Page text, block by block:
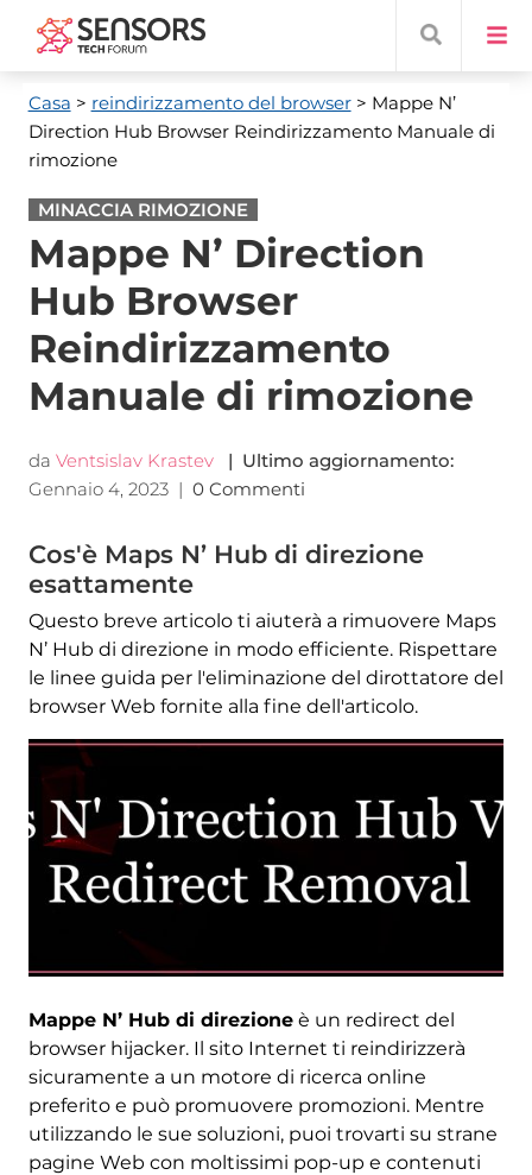
Casa > reindirizzamento del browser> Mappe N’
Direction Hub Browser Reindirizzamento Manuale di
rimozione
MINACCIA RIMOZIONE
Mappe N’ Direction
Hub Browser
Reindirizzamento
Manuale di rimozione
da Ventsislav Krastev
| Ultimo aggiornamento:
Gennaio 4, 2023| 0 Commenti
Cos'è Maps N’ Hub di direzione
esattamente
Questo breve articolo ti aiuterà a rimuovere Maps
N’ Hub di direzione in modo efficiente. Rispettare
le linee guida per l'eliminazione del dirottatore del
browser Web fornite alla fine dell'articolo.
Mappe N’ Hub di direzioneè un redirect del
browser hijacker. Il sito Internet ti reindirizzerà
sicuramente a un motore di ricerca online
preferito e può promuovere promozioni. Mentre
utilizzando le sue soluzioni, puoi trovarti su strane
pagine Web con moltissimi pop-up e contenuti